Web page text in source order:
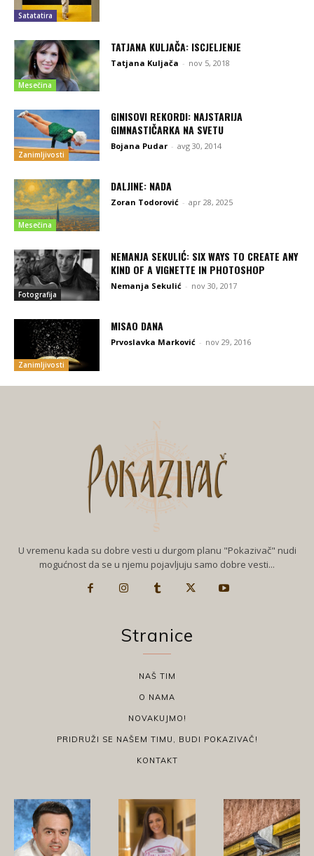
Satatatira
Mesečina
TATJANA KULJAČA: ISCJELJENJE
Tatjana Kuljača - nov 5, 2018
Zanimljivosti
GINISOVI REKORDI: NAJSTARIJA
GIMNASTIČARKA NA SVETU
Bojana Pudar - avg 30, 2014
Mesečina
DALJINE: NADA
Zoran Todorović - apr 28, 2025
Fotografija
NEMANJA SEKULIĆ: SIX WAYS TO CREATE ANY
KIND OF A VIGNETTE IN PHOTOSHOP
Nemanja Sekulić - nov 30, 2017
Zanimljivosti
MISAO DANA
Prvoslavka Marković - nov 29, 2016
U vremenu kada su dobre vesti u durgom planu "Pokazivač" nudi
mogućnost da se u njemu pojavljuju samo dobre vesti...
Stranice
NAŠ TIM
O NAMA
NOVAKUJMO!
PRIDRUŽI SE NAŠEM TIMU, BUDI POKAZIVAČ!
KONTAKT